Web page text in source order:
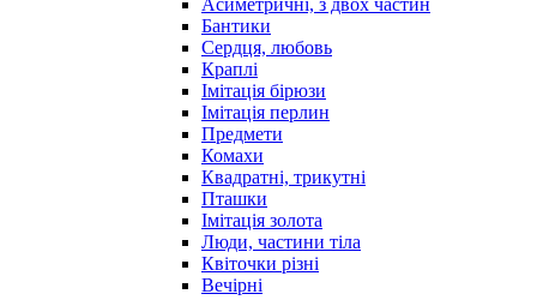
Бантики
Сердця, любовь
Краплі
Імітація бірюзи
Імітація перлин
Предмети
Комахи
Квадратні, трикутні
Пташки
Імітація золота
Люди, частини тіла
Квіточки різні
Вечірні